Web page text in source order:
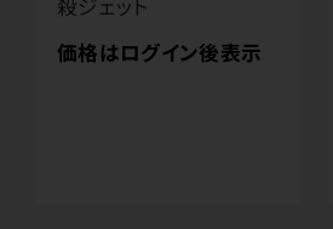
殺ジェット
価格はログイン後表示